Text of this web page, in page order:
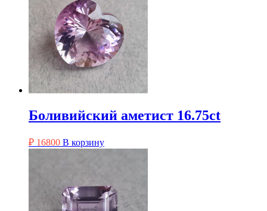
Боливийский аметист 16.75ct
₽ 16800 В корзину